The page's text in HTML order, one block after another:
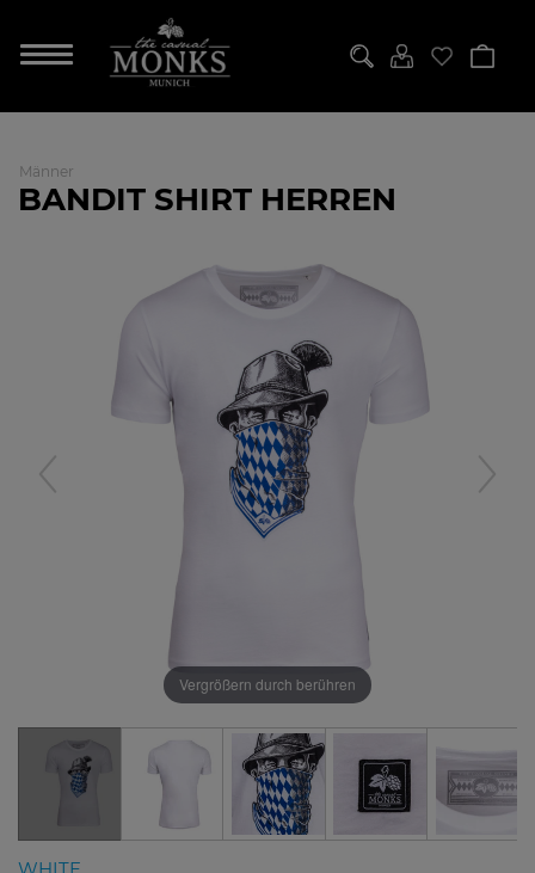
Männer
BANDIT SHIRT HERREN
Vergrößern durch berühren
WHITE